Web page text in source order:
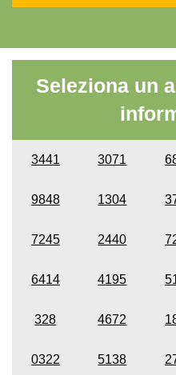
Seleziona un
3441 3071
9848 1304
7245 2440
6414 4195
328 4672
0322 5138